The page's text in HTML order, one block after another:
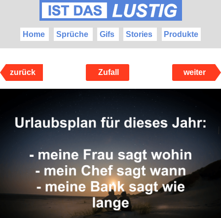
Home Sprüche Gifs Stories Produkte
zurück Zufall weiter